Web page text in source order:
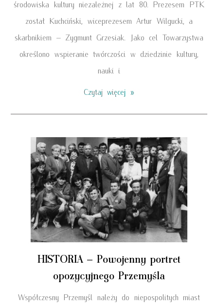
środowiska kultury niezależnej z lat 80. Prezesem PTK
został Kuchciński, wiceprezesem Artur Wilgucki, a
skarbnikiem – Zygmunt Grzesiak. Jako cel Towarzystwa
określono wspieranie twórczości w dziedzinie kultury,
nauki i
Czytaj więcej »
HISTORIA – Powojenny portret
opozycyjnego Przemyśla
Współczesny Przemyśl należy do niepospolitych miast